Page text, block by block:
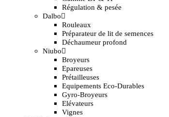
Régulation & pesée
Dalbo
Rouleaux
Préparateur de lit de semences
Déchaumeur profond
Niubo
Broyeurs
Epareuses
Prétailleuses
Equipements Eco-Durables
Gyro-Broyeurs
Elévateurs
Vignes